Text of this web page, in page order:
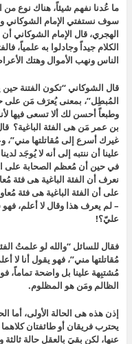
ما عُدنا نفهم شيئاً، هناك نوع
سوف نستفتي الإمام الشوكاني
الهجري، قال الإمام الشوكاني أن
الكلام جيداً وجادلوا به علمياً،
الناس ونهب الأموال وهتك
قال الشوكاني “تكون الفتنة
المُبطِل”، بمعنىيُعرَف مَن على
وطبعاً أحسن لك ألا تسعى فيها
بن عمر مَن هى الفئة الباغية؟
غيرك أسرع إلى مُقاتلتها
علينا أن ننتبه إلى أنه لا يُوجَد
في حين أن مُعظم الصحابة على
نعرف أن الفئة الباغية هى فئة
على أن الفئة الباغية هى فئة
– لم يعرف هذا وقال لا أعلم،
عليّ؟!
فقال للسائل “والله لو علمتُ
مُقاتلتها مني”، فهو يقول أنا لا
مُشتبِهة علينا بل واضحة تماماً،
الظالم ومَن هو المظلوم.
إذن هذه هى الحالة الأولى، أما
يحترب فريقان أو طائفتان
عنها، لكن بقيَ بالعقل حالة